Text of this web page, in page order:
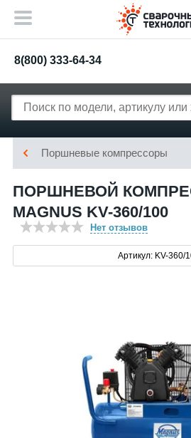
8(800) 333-64-34
Поршневые компрессоры
ПОРШНЕВОЙ
MAGNUS KV-360/100
Нет отзывов
Артикул: KV-360/